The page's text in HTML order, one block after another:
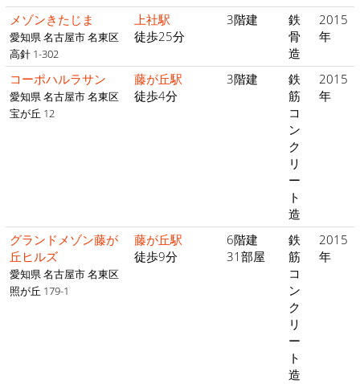
メゾンきたじま
愛知県 名古屋市 名東区
高針 1-302
上社駅
徒歩25分
3階建
鉄
骨
造
2015
年
コーポハルラサン
愛知県 名古屋市 名東区
宝が丘 12
藤が丘駅
徒歩4分
3階建
鉄
筋
コ
ン
ク
リ
ー
ト
造
2015
年
グランドメゾン藤が
丘ヒルズ
愛知県 名古屋市 名東区
照が丘 179-1
藤が丘駅
徒歩9分
6階建
31部屋
鉄
筋
コ
ン
ク
リ
ー
ト
造
2015
年